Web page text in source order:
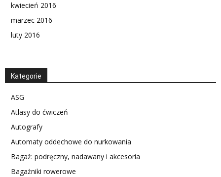
kwiecień 2016
marzec 2016
luty 2016
Kategorie
ASG
Atlasy do ćwiczeń
Autografy
Automaty oddechowe do nurkowania
Bagaż: podręczny, nadawany i akcesoria
Bagażniki rowerowe